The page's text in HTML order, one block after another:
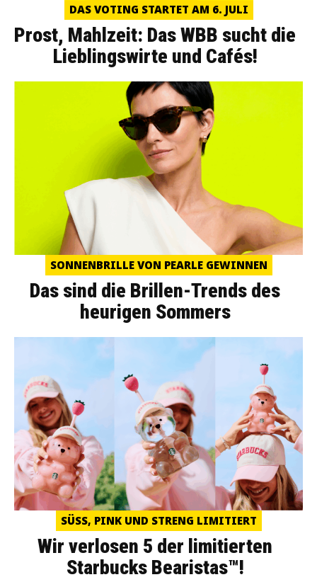
DAS VOTING STARTET AM 6. JULI
Prost, Mahlzeit: Das WBB sucht die
Lieblingswirte und Cafés!
SONNENBRILLE VON PEARLE GEWINNEN
Das sind die Brillen-Trends des
heurigen Sommers
SÜSS, PINK UND STRENG LIMITIERT
Wir verlosen 5 der limitierten
Starbucks Bearistas™!